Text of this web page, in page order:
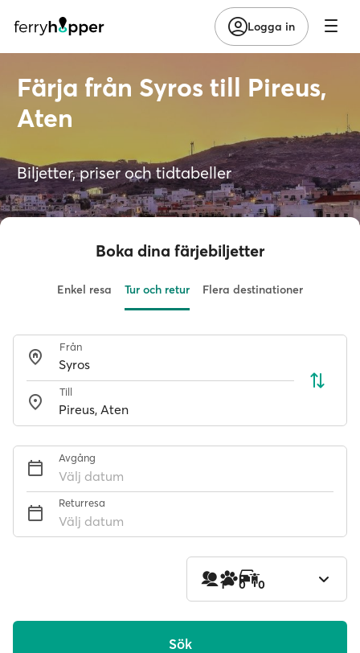
Logga in
Färja från Syros till Pireus,
Aten
Biljetter, priser och tidtabeller
Boka dina färjebiljetter
Enkel resa Tur och retur Flera destinationer
Från
Till
Avgång
Välj datum
Returresa
Välj datum
1 0 0
Sök